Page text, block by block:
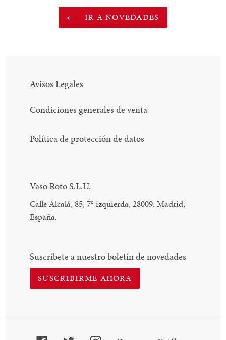
IR A NOVEDADES
Avisos Legales
Condiciones generales de venta
Política de protección de datos
Vaso Roto S.L.U.
Calle Alcalá, 85, 7° izquierda, 28009. Madrid,
España.
Suscríbete a nuestro boletín de novedades
SUSCRIBIRME AHORA